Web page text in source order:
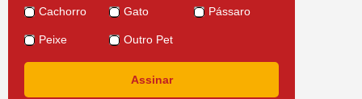
Cachorro
Gato Pássaro
Peixe Outro Pet